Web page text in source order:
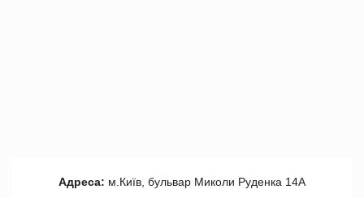
Адреса: м.Київ, бульвар Миколи Руденка 14А